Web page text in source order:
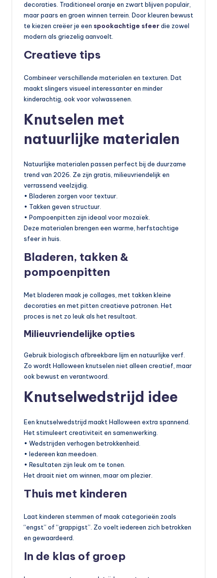
decoraties. Traditioneel oranje en zwart blijven populair,
maar paars en groen winnen terrein. Door kleuren bewust
te kiezen creëer je een spookachtige sfeerdie zowel
modern als griezelig aanvoelt.
Creatieve tips
Combineer verschillende materialen en texturen. Dat
maakt slingers visueel interessanter en minder
kinderachtig, ook voor volwassenen.
Knutselen met
natuurlijke materialen
Natuurlijke materialen passen perfect bij de duurzame
trend van 2026. Ze zijn gratis, milieuvriendelijk en
verrassend veelzijdig.
• Bladeren zorgen voor textuur.
• Takken geven structuur.
• Pompoenpitten zijn ideaal voor mozaïek.
Deze materialen brengen een warme, herfstachtige
sfeer in huis.
Bladeren, takken &
pompoenpitten
Met bladeren maak je collages, met takken kleine
decoraties en met pitten creatieve patronen. Het
proces is net zo leuk als het resultaat.
Milieuvriendelijke opties
Gebruik biologisch afbreekbare lijm en natuurlijke verf.
Zo wordt Halloween knutselen niet alleen creatief, maar
ook bewust en verantwoord.
Knutselwedstrijd idee
Een knutselwedstrijd maakt Halloween extra spannend.
Het stimuleert creativiteit en samenwerking.
• Wedstrijden verhogen betrokkenheid.
• Iedereen kan meedoen.
• Resultaten zijn leuk om te tonen.
Het draait niet om winnen, maar om plezier.
Thuis met kinderen
Laat kinderen stemmen of maak categorieën zoals
“engst” of “grappigst”. Zo voelt iedereen zich betrokken
en gewaardeerd.
In de klas of groep